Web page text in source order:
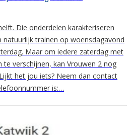
Die onderdelen karakteriseren
natuurlijk trainen op woensdagavond
Maar om iedere zaterdag met
te verschijnen, kan Vrouwen 2 nog
het jou iets? Neem dan contact
is:…